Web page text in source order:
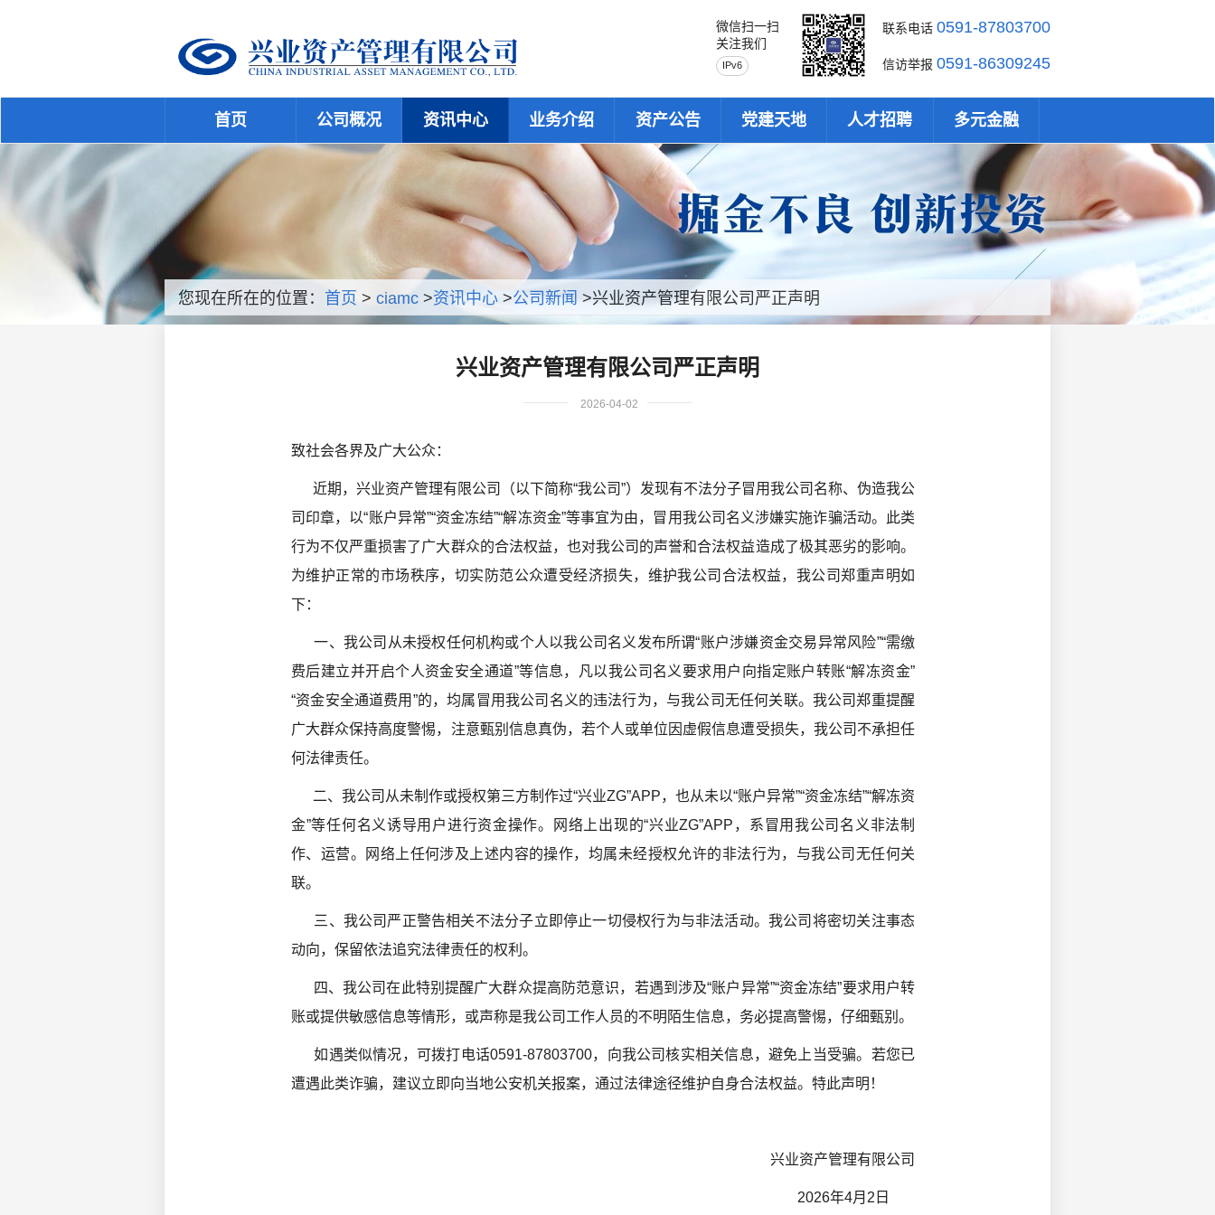
微信扫一扫
关注我们
IPv6
联系电话 0591-87803700
信访举报 0591-86309245
首页 公司概况 资讯中心 业务介绍 资产公告 党建天地 人才招聘 多元金融
您现在所在的位置： 首页 > ciamc >资讯中心 >公司新闻 >兴业资产管理有限公司严正声明
兴业资产管理有限公司严正声明
2026-04-02
致社会各界及广大公众：
近期，兴业资产管理有限公司（以下简称“我公司”）发现有不法分子冒用我公司名称、伪造我公
司印章，以“账户异常”“资金冻结”“解冻资金”等事宜为由，冒用我公司名义涉嫌实施诈骗活动。此类
行为不仅严重损害了广大群众的合法权益，也对我公司的声誉和合法权益造成了极其恶劣的影响。
为维护正常的市场秩序，切实防范公众遭受经济损失，维护我公司合法权益，我公司郑重声明如
下：
一、我公司从未授权任何机构或个人以我公司名义发布所谓“账户涉嫌资金交易异常风险”“需缴
费后建立并开启个人资金安全通道”等信息，凡以我公司名义要求用户向指定账户转账“解冻资金”
“资金安全通道费用”的，均属冒用我公司名义的违法行为，与我公司无任何关联。我公司郑重提醒
广大群众保持高度警惕，注意甄别信息真伪，若个人或单位因虚假信息遭受损失，我公司不承担任
何法律责任。
二、我公司从未制作或授权第三方制作过“兴业ZG”APP，也从未以“账户异常”“资金冻结”“解冻资
金”等任何名义诱导用户进行资金操作。网络上出现的“兴业ZG”APP，系冒用我公司名义非法制
作、运营。网络上任何涉及上述内容的操作，均属未经授权允许的非法行为，与我公司无任何关
联。
三、我公司严正警告相关不法分子立即停止一切侵权行为与非法活动。我公司将密切关注事态
动向，保留依法追究法律责任的权利。
四、我公司在此特别提醒广大群众提高防范意识，若遇到涉及“账户异常”“资金冻结”要求用户转
账或提供敏感信息等情形，或声称是我公司工作人员的不明陌生信息，务必提高警惕，仔细甄别。
如遇类似情况，可拨打电话0591-87803700，向我公司核实相关信息，避免上当受骗。若您已
遭遇此类诈骗，建议立即向当地公安机关报案，通过法律途径维护自身合法权益。特此声明！
兴业资产管理有限公司
2026年4月2日